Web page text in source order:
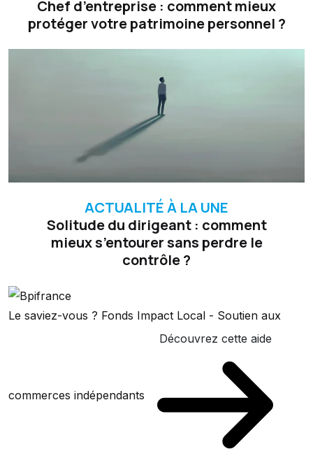
Chef d’entreprise : comment mieux
protéger votre patrimoine personnel ?
ACTUALITÉ À LA UNE
Solitude du dirigeant : comment
mieux s’entourer sans perdre le
contrôle ?
Le saviez-vous ? Fonds Impact Local - Soutien aux
commerces indépendants
Découvrez cette aide